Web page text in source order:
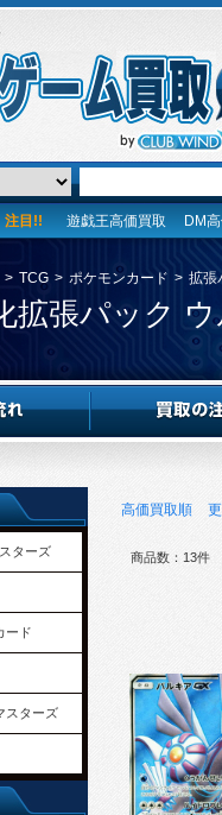
注目!! 遊戯王高価買取 DM
> TCG > ポケモンカード > 拡張
拡張パック
高価買取順
商品数：13件
ターズ
ード
スターズ